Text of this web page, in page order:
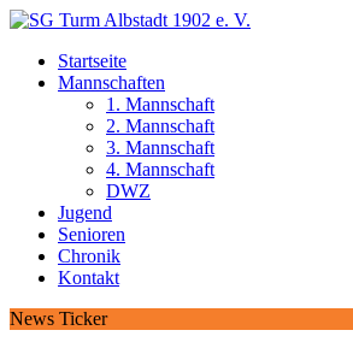
Startseite
Mannschaften
1. Mannschaft
2. Mannschaft
3. Mannschaft
4. Mannschaft
DWZ
Jugend
Senioren
Chronik
Kontakt
News Ticker